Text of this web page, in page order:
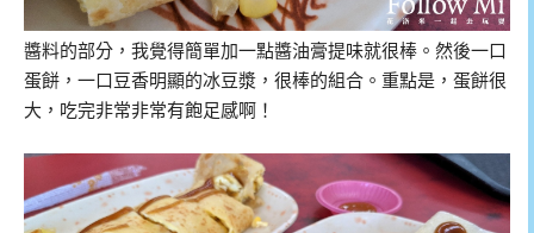
醬料的部分，我覺得簡單加一點醬油膏提味就很棒。然後一口
蛋餅，一口豆香明顯的冰豆漿，很棒的組合。重點是，蛋餅很
大，吃完非常非常有飽足感啊！